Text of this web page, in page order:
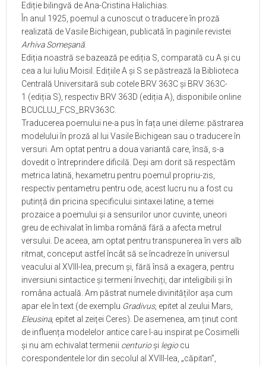
Ediție bilingvă de Ana-Cristina Halichias.
În anul 1925, poemul a cunoscut o traducere în proză
realizată de Vasile Bichigean, publicată în paginile revistei
Arhiva Someșană.
Ediția noastră se bazează pe ediția S, comparată cu A și cu
cea a lui Iuliu Moisil. Edițiile A și S se păstrează la Biblioteca
Centrală Universitară sub cotele BRV 363C și BRV 363C-
1 (ediția S), respectiv BRV 363D (ediția A), disponibile online
BCUCLUJ_FCS_BRV363C.
Traducerea poemului ne-a pus în fața unei dileme: păstrarea
modelului în proză al lui Vasile Bichigean sau o traducere în
versuri. Am optat pentru a doua variantă care, însă, s-a
dovedit o întreprindere dificilă. Deși am dorit să respectăm
metrica latină, hexametru pentru poemul propriu-zis,
respectiv pentametru pentru ode, acest lucru nu a fost cu
putință din pricina specificului sintaxei latine, a temei
prozaice a poemului și a sensurilor unor cuvinte, uneori
greu de echivalat în limba română fără a afecta metrul
versului. De aceea, am optat pentru transpunerea în vers alb
ritmat, conceput astfel încât să se încadrezeîn universul
veacului al XVIII-lea , precum și, fără însă a exagera, pentru
inversiuni sintactice și termeni învechiți, dar inteligibili și în
româna actuală. Am păstrat numele divinităților așa cum
apar ele în text (de exemplu Gradivus, epitet al zeului Mars,
Eleusina, epitet al zeiței Ceres). De asemenea, am ținut cont
de influența modelelor antice care l-au inspirat pe Cosimelli
și nu am echivalat termenii centurioși legiocu
corespondentele lor din secolul al XVIII-lea, „căpitan”,